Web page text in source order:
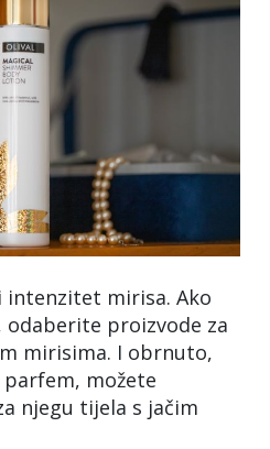
intenzitet mirisa. Ako
proizvode za
mirisima. I obrnuto,
možete
njegu tijela s jačim